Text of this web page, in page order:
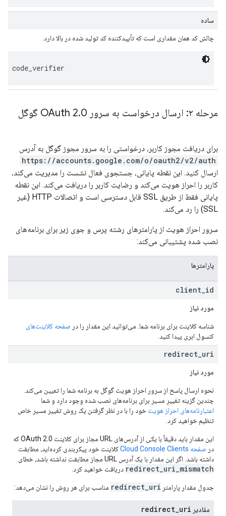
ساده
چالش کد همان مقداری است که تأییدکننده کد تولید شده در بالا دارد.
code_verifier
مرحله ۲: ارسال درخواست به سرور OAuth 2 .0 گوگل
برای دریافت مجوز کاربر، درخواستی را به سرور مجوز گوگل به آدرس
https://accounts.google.com/o/oauth2/v2/auth
ارسال کنید. این نقطه پایانی، جستجوی فعال نشست را مدیریت می‌کند،
کاربر را احراز هویت می‌کند و رضایت کاربر را دریافت می‌کند. این نقطه
پایانی فقط از طریق SSL قابل دسترسی است و اتصالات HTTP (غیر
SSL) را رد می‌کند.
سرور احراز هویت از پارامترهای رشته پرس و جوی زیر برای برنامه‌های
نصب شده پشتیبانی می‌کند:
پارامترها
client id
مورد نیاز
شناسه کلاینت برای برنامه شما. می‌توانید این مقدار را در صفحه کلاینت‌های
کنسول ابری پیدا کنید.
redirect uri
مورد نیاز
نحوه ارسال پاسخ از سرور احراز هویت گوگل به برنامه شما را تعیین می‌کند.
چندین گزینه تغییر مسیر برای برنامه‌های نصب شده وجود دارد و شما
اعتبارنامه‌های احراز هویت خود را با در نظر گرفتن یک روش تغییر مسیر خاص
تنظیم خواهید کرد.
این مقدار باید دقیقاً با یکی از آدرس‌های URL مجاز برای کلاینت OAuth 2.0 که
در صفحه Cloud Console Clients
کلاینت خود پیکربندی کرده‌اید، مطابقت
داشته باشد. اگر این مقدار با یک آدرس URL مجاز مطابقت نداشته باشد، خطای
redirect_uri_mismatch دریافت خواهید کرد.
جدول مقدار پارامتر redirect_uri مناسب برای هر روش را نشان می‌دهد:
مقادیر redirect uri